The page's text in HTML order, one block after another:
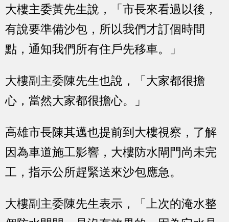
大樓主委黃先生說，「市長來看過以後，
有說要準備沙包，所以我們才訂個時間
點，通知我們所有住戶先移車。」
大樓副主委陳先生也說，「大家都很擔
心，當然大家都很擔心。」
高雄市長陳其邁也提前到大樓視察，了解
因為車道施工影響，大樓防水閘門尚未完
工，指示公所趕緊送來沙包應急。
大樓副主委陳先生表示，「上次的淹水整